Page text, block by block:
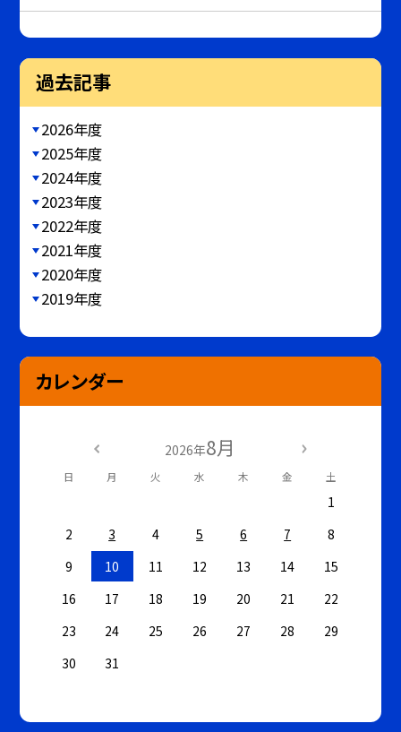
過去記事
2026年度
2025年度
2024年度
2023年度
2022年度
2021年度
2020年度
2019年度
カレンダー
2026年8月
日 月 火 水 木 金 土
1
2
3 4 5 6 7
8
9
10 11 12 13 14
15
16
17 18 19 20 21
22
23
24 25 26 27 28
29
30
31